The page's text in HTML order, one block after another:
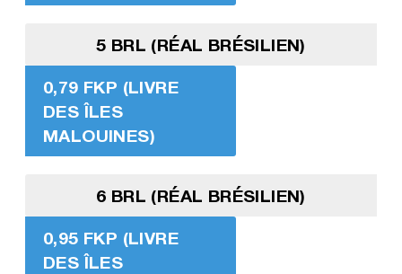
5 BRL (RÉAL BRÉSILIEN)
0,79 FKP (LIVRE
DES ÎLES
MALOUINES)
6 BRL (RÉAL BRÉSILIEN)
0,95 FKP (LIVRE
DES ÎLES